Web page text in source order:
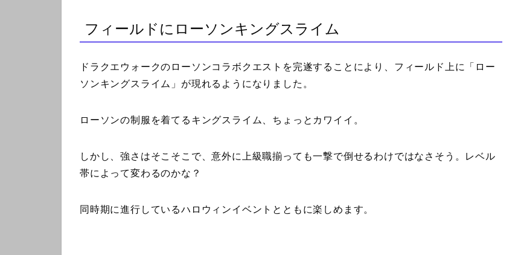
フィールドにローソンキングスライム
ドラクエウォークのローソンコラボクエストを完遂することにより、フィールド上に「ロー
ソンキングスライム」が現れるようになりました。
ローソンの制服を着てるキングスライム、ちょっとカワイイ。
しかし、強さはそこそこで、意外に上級職揃っても一撃で倒せるわけではなさそう。レベル
帯によって変わるのかな？
同時期に進行しているハロウィンイベントとともに楽しめます。